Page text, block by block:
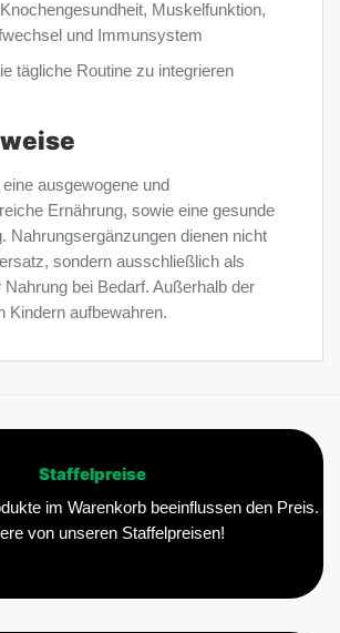
Muskelfunktion,
und Immunsystem
tägliche Routine zu integrieren
ausgewogene und
Ernährung, sowie eine gesunde
Nahrungsergänzungen dienen nicht
sondern ausschließlich als
Nahrung bei Bedarf. Außerhalb der
Kindern aufbewahren.
Staffelpreise
im Warenkorb beeinflussen den Preis.
von unseren Staffelpreisen!